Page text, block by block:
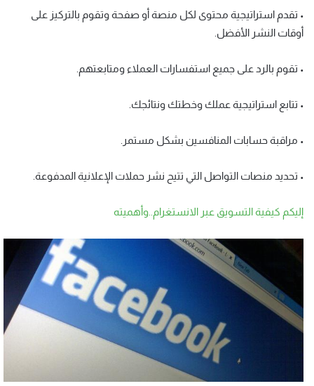
• تقدم استراتيجية محتوى لكل منصة أو صفحة وتقوم بالتركيز على
أوقات النشر الأفضل.
• تقوم بالرد على جميع استفسارات العملاء ومتابعتهم.
• تتابع استراتيجية عملك وخطتك ونتائجك.
• مراقبة حسابات المنافسين بشكل مستمر.
• تحديد منصات التواصل التي تتيح نشر حملات الإعلانية المدفوعة.
إليكم كيفية التسويق عبر الانستغرام..وأهميته